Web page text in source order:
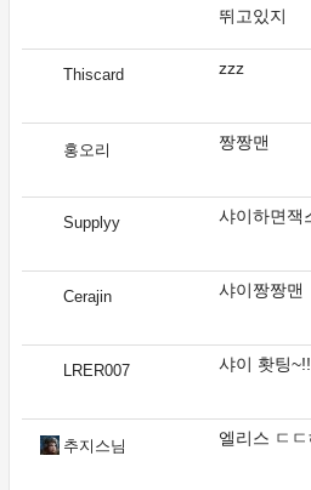
뛰고있지
Thiscard zzz
홍오리 짱짱맨
Supplyy 샤이하면잭
Cerajin 샤이짱짱맨
LRER007 샤이 홧팅~!!
추지스님 엘리스 ㄷ